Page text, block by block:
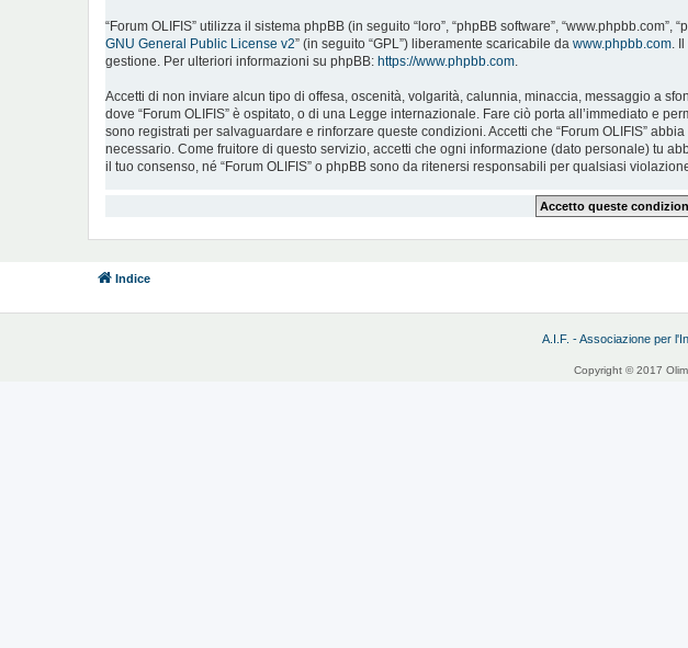
“Forum OLIFIS” utilizza il sistema phpBB (in seguito “loro”, “phpBB software”,
GNU General Public License v2” (in seguito “GPL”) liberamente scaricabile da www.phpbb.com .
gestione. Per ulteriori informazioni su phpBB: https://www.phpbb.com
Accetti di non inviare alcun tipo di offesa, oscenità, volgarità, calunnia, minaccia, messaggio a
dove “Forum OLIFIS” è ospitato, o di una Legge internazionale. Fare ciò porta all’immediato e
sono registrati per salvaguardare e rinforzare queste condizioni. Accetti che “Forum OLIFIS”
necessario. Come fruitore di questo servizio, accetti che ogni informazione (dato personale) tu
il tuo consenso, né “Forum OLIFIS” o phpBB sono da ritenersi responsabili per qualsiasi
Indice
A.I.F. - Associazione per
Copyright © 2017